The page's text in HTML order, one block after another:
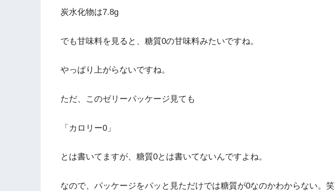
炭水化物は7.8g
でも甘味料を見ると、糖質0の甘味料みたいですね。
やっぱり上がらないですね。
ただ、このゼリーパッケージ見ても
「カロリー0」
とは書いてますが、糖質0とは書いてないんですよね。
なので、パッケージをパッと見ただけでは糖質が0なのかわからない。笑